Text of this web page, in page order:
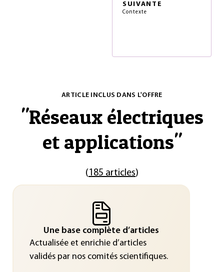
SUIVANTE
Contexte
ARTICLE INCLUS DANS L'OFFRE
"Réseaux électriques
et applications"
(185 articles)
Une base complète d’articles
Actualisée et enrichie d’articles
validés par nos comités scientifiques.